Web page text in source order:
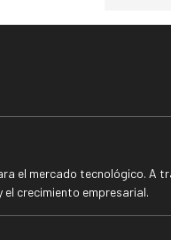
el mercado tecnológico. A
crecimiento empresarial.